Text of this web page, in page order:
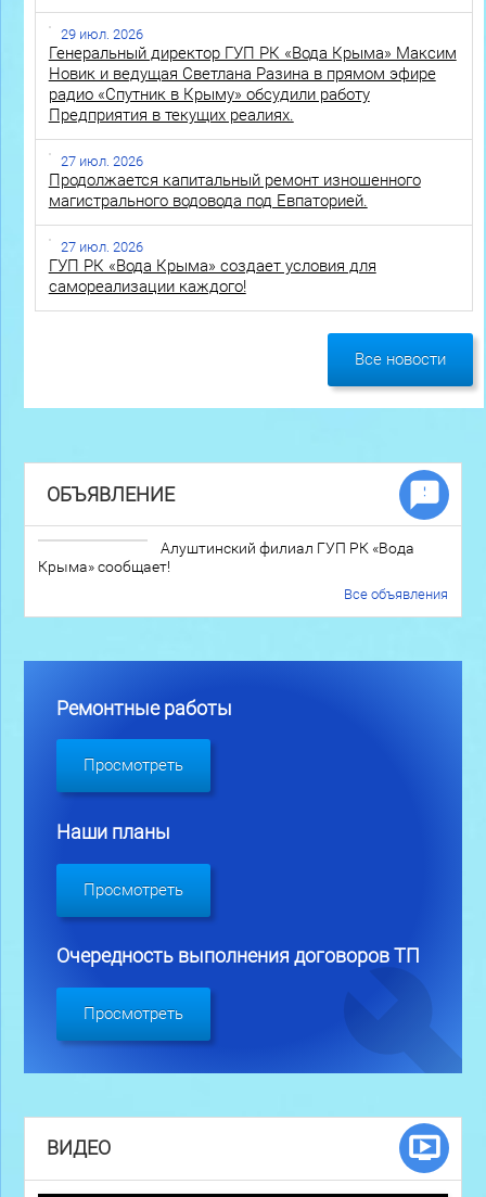
29 июл. 2026
Генеральный директор ГУП РК «Вода Крыма» Максим
Новик и ведущая Светлана Разина в прямом эфире
радио «Спутник в Крыму» обсудили работу
Предприятия в текущих реалиях.
27 июл. 2026
Продолжается капитальный ремонт изношенного
магистрального водовода под Евпаторией.
27 июл. 2026
ГУП РК «Вода Крыма» создает условия для
самореализации каждого!
Все новости
ОБЪЯВЛЕНИЕ
Алуштинский филиал ГУП РК «Вода
Крыма» сообщает!
Все объявления
Ремонтные работы
Просмотреть
Наши планы
Просмотреть
Очередность выполнения договоров ТП
Просмотреть
ВИДЕО